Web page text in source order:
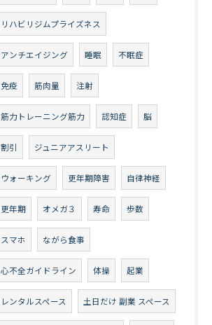
リハビリジムプライズネス
アンチエイジング 睡眠 不眠症
免疫 筋肉量 注射
筋力トレーニング筋力 認知症 脳
割引 ジュニアアスリート
ウォーキング 更年期障害 自律神経
更年期 オメガ３ 寿命 歩数
スマホ ながら食事
心不全ガイドライン 体操 起業
レンタルスペース 土日だけ 副業 スペース